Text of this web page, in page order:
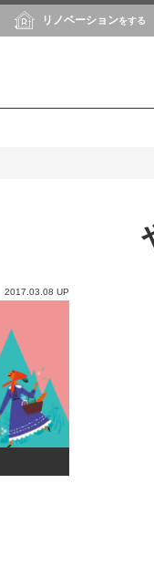
リノベーションをする
2017.03.08 UP